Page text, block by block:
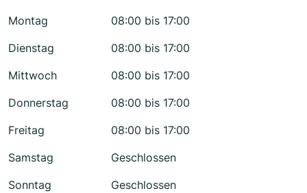
Montag
08:00 bis 17:00
Dienstag
08:00 bis 17:00
Mittwoch
08:00 bis 17:00
Donnerstag
08:00 bis 17:00
Freitag
08:00 bis 17:00
Samstag
Geschlossen
Sonntag
Geschlossen